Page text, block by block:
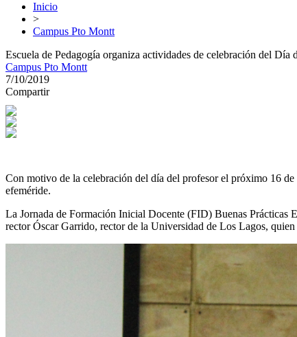
Inicio
>
Campus Pto Montt
Escuela de Pedagogía organiza actividades de celebración del Día
Campus Pto Montt
7/10/2019
Compartir
Con motivo de la celebración del día del profesor el próximo 16
efeméride.
La Jornada de Formación Inicial Docente (FID) Buenas Prácticas
rector Óscar Garrido, rector de la Universidad de Los Lagos,